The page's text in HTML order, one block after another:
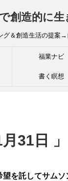
創造的に生
＆創造生活の提案
福業ナビ
書く瞑想
31日
望を託してサムソ